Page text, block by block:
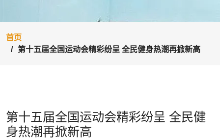
首页
第十五届全国运动会精彩纷呈 全民健身热潮再掀新高
第十五届全国运动会精彩纷呈 全民健
身热潮再掀新高